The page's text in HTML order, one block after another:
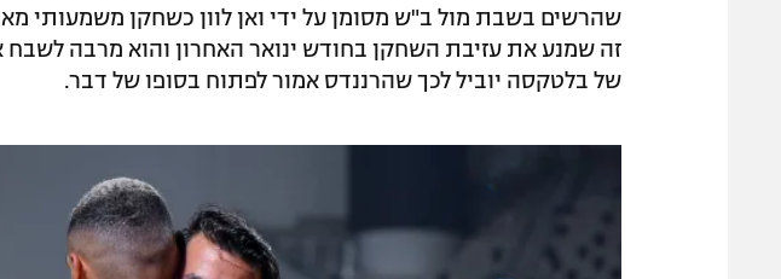
שהרשים בשבת מול ב"ש מסומן על ידי ואן לוון כשחקן משמעותי
זה שמנע את עזיבת השחקן בחודש ינואר האחרון והוא מרבה לשבח
של בלטקסה יוביל לכך שהרננדס אמור לפתוח בסופו של דבר.